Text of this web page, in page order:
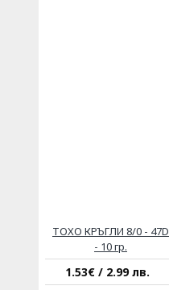
ТОХО КРЪГЛИ 8/0 - 47D
- 10 гр.
1.53€ / 2.99 лв.